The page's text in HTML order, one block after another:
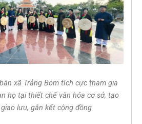
xã Trảng Bom tích cực tham gia
họ tại thiết chế văn hóa cơ sở, tạo
lưu, gắn kết cộng đồng